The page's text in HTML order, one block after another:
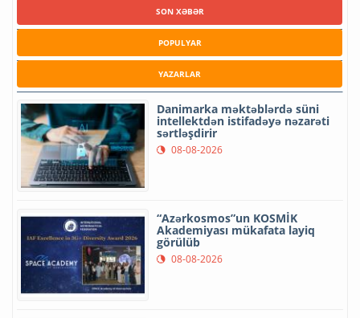
SON XƏBƏR
POPULYAR
YAZARLAR
Danimarka məktəblərdə süni
intellektdən istifadəyə nəzarəti
sərtləşdirir
08-08-2026
“Azərkosmos”un KOSMİK
Akademiyası mükafata layiq
görülüb
08-08-2026